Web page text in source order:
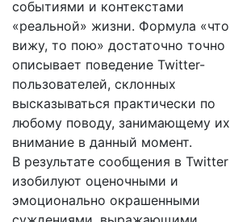
событиями и контекстами
«реальной» жизни. Формула «что
вижу, то пою» достаточно точно
описывает поведение Twitter-
пользователей, склонных
высказываться практически по
любому поводу, занимающему их
внимание в данный момент.
В результате сообщения в Twitter
изобилуют оценочными и
эмоционально окрашенными